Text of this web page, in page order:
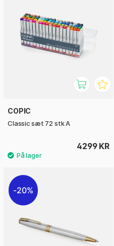
COPIC
Classic sæt 72 stk A
4299 KR
20%